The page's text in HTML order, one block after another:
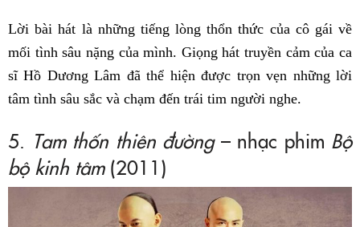
Lời bài hát là những tiếng lòng thổn thức của cô gái về
mối tình sâu nặng của mình. Giọng hát truyền cảm của ca
sĩ Hồ Dương Lâm đã thể hiện được trọn vẹn những lời
tâm tình sâu sắc và chạm đến trái tim người nghe.
5. Tam thốn thiên đường– nhạc phim Bộ
bộ kinh tâm(2011)